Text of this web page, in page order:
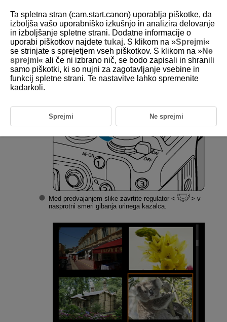
D388-146
Prikaz indeksa (Večslikovni prikaz)
Preklopite v prikaz indeksa.
Med predvajanjem slike zavrtite regulator
v
nasprotni smeri gibanja urinega kazalca.
Ta spletna stran (cam.start.canon) uporablja piškotke, da
izboljša vašo uporabniško izkušnjo in analizira delovanje
in izboljšanje spletne strani. Dodatne informacije o
uporabi piškotkov najdete tukaj. S klikom na »Sprejmi«
se strinjate s sprejetjem vseh piškotkov. S klikom na »Ne
sprejmi« ali če ni izbrano nič, se bodo zapisali in shranili
samo piškotki, ki so nujni za zagotavljanje vsebine in
funkcij spletne strani. Te nastavitve lahko spremenite
kadarkoli.
Sprejmi Ne sprejmi